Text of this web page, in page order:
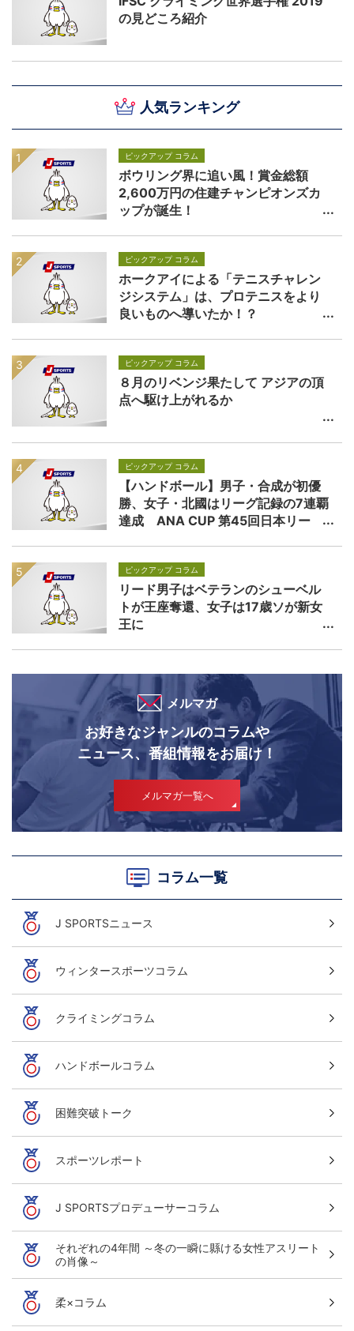
人気ランキング
ピックアップ コラム
ボウリング界に追い風！賞金総額
2,600万円の住建チャンピオンズカ
ップが誕生！
ピックアップ コラム
ホークアイによる「テニスチャレン
ジシステム」は、プロテニスをより
良いものへ導いたか！？
ピックアップ コラム
８月のリベンジ果たして アジアの頂
点へ駆け上がれるか
ピックアップ コラム
【ハンドボール】男子・合成が初優
勝、女子・北國はリーグ記録の7連覇
達成 ANA CUP 第45回日本リー
ピックアップ コラム
リード男子はベテランのシューベル
トが王座奪還、女子は17歳ソが新女
王に
メルマガ
お好きなジャンルのコラムや
ニュース、番組情報をお届け！
メルマガ一覧へ
コラム一覧
J SPORTSニュース
ウィンタースポーツコラム
クライミングコラム
ハンドボールコラム
困難突破トーク
スポーツレポート
J SPORTSプロデューサーコラム
それぞれの4年間 ～冬の一瞬に縣ける女性アスリート
の肖像～
柔×コラム
の見どころ紹介